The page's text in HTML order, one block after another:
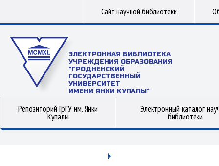
Сайт научной библиотеки
ЭЛЕКТРОННАЯ БИБЛИОТЕКА
УЧРЕЖДЕНИЯ ОБРАЗОВАНИЯ
"ГРОДНЕНСКИЙ
ГОСУДАРСТВЕННЫЙ
УНИВЕРСИТЕТ
ИМЕНИ ЯНКИ КУПАЛЫ"
Репозиторий ГрГУ им. Янки
Купалы
Электронный каталог
библиотеки